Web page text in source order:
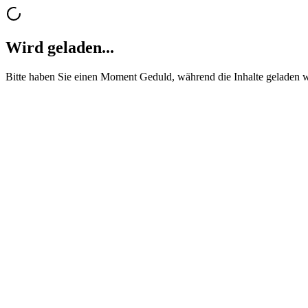
Wird geladen...
Bitte haben Sie einen Moment Geduld, während die Inhalte geladen